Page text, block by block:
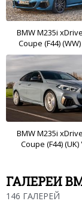
BMW M235i
Coupe (F44)
BMW M235i
Coupe (F44) (UK)
ГАЛЕРЕИ
146 ГАЛЕРЕЙ